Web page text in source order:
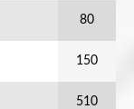
80
150
510